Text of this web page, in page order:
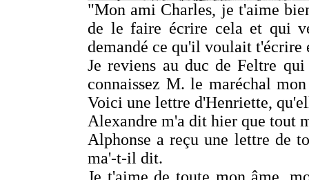
"Mon ami Charles, je t'aime
de le faire écrire cela et qui
demandé ce qu'il voulait
Je reviens au duc de Feltre
connaissez M. le maréchal
Voici une lettre d'Henriette,
Alexandre m'a dit hier que tout
Alphonse a reçu une lettre de
ma'-t-il dit.